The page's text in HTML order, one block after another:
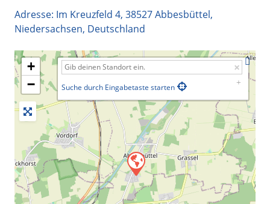
Adresse: Im Kreuzfeld 4, 38527Abbesbüttel,
Niedersachsen, Deutschland
+
−
Suche durch Eingabetaste starten